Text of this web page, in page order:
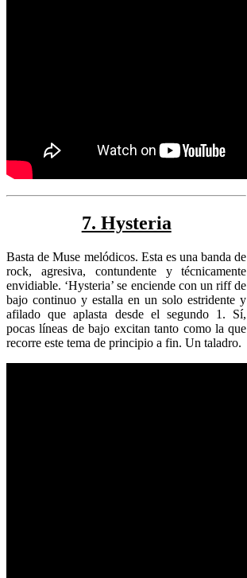
7. Hysteria
Basta de Muse melódicos. Esta es una banda de
rock, agresiva, contundente y técnicamente
envidiable. ‘Hysteria’ se enciende con un riff de
bajo continuo y estalla en un solo estridente y
afilado que aplasta desde el segundo 1. Sí,
pocas líneas de bajo excitan tanto como la que
recorre este tema de principio a fin. Un taladro.